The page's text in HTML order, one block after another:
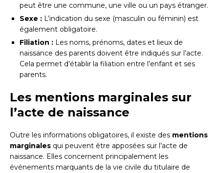
peut être une commune, une ville ou un pays étranger.
Sexe : L’indication du sexe (masculin ou féminin) est
également obligatoire.
Filiation : Les noms, prénoms, dates et lieux de
naissance des parents doivent être indiqués sur l’acte.
Cela permet d’établir la filiation entre l’enfant et ses
parents.
Les mentions marginales sur
l’acte de naissance
Outre les informations obligatoires, il existe des mentions
marginales qui peuvent être apposées sur l’acte de
naissance. Elles concernent principalement les
événements marquants de la vie civile du titulaire de